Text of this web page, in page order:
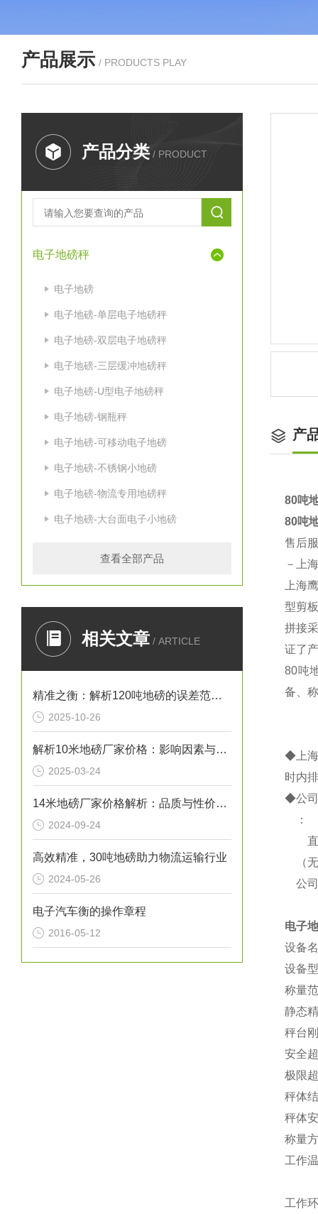
产品展示 / PRODUCTS PLAY
产品分类 / PRODUCT
电子地磅秤
电子地磅
电子地磅-单层电子地磅秤
电子地磅-双层电子地磅秤
电子地磅-三层缓冲地磅秤
电子地磅-U型电子地磅秤
电子地磅-钢瓶秤
电子地磅-可移动电子地磅
电子地磅-不锈钢小地磅
电子地磅-物流专用地磅秤
电子地磅-大台面电子小地磅
查看全部产品
相关文章 / ARTICLE
精准之衡：解析120吨地磅的误差范围与管理实践
2025-10-26
解析10米地磅厂家价格：影响因素与市场行情
2025-03-24
14米地磅厂家价格解析：品质与性价比的考量
2024-09-24
高效精准，30吨地磅助力物流运输行业
2024-05-26
电子汽车衡的操作章程
2016-05-12
产
80吨
80吨
售后
－上
上海
型剪
拼接
证了
80吨
备、
◆上海
时内
◆公司
：
（无
公
电子
设
设
称
静态
秤
安
极
秤
秤体
称
工作
工作